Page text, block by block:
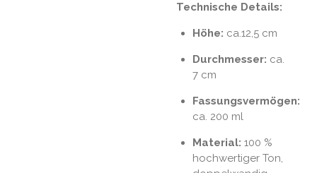
Technische Details:
Höhe: ca.12,5 cm
Durchmesser: ca.
7 cm
Fassungsvermögen:
ca. 200 ml
Material: 100 %
hochwertiger Ton,